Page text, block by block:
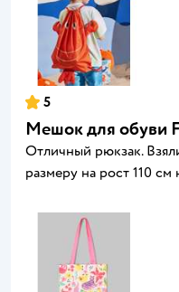
5
Мешок для обуви
Отличный рюкзак.
размеру на рост 110